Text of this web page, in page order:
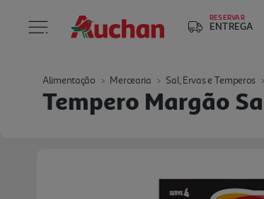
RESERVAR
ENTREGA
Alimentação Mercearia Sal, Ervas e Temperos
Tempero Margão